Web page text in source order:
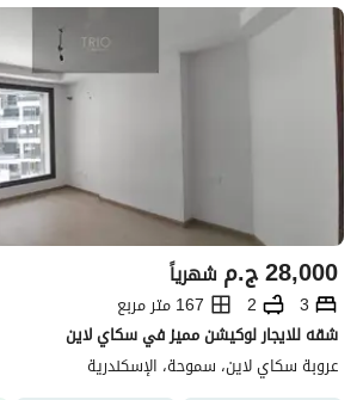
ج.م28,000 شهرياً
3
2
167 متر مربع
شقه للايجار لوكيشن مميز في سكاي لاين
عروبة سكاي لاين، سموحة، الإسكندرية